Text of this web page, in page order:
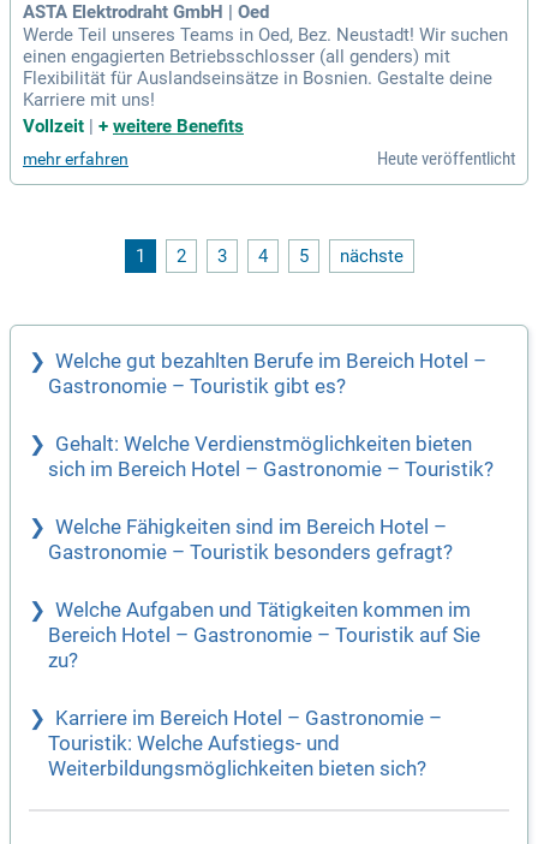
ASTA Elektrodraht GmbH | Oed
Werde Teil unseres Teams in Oed, Bez. Neustadt! Wir suchen
einen engagierten Betriebsschlosser (all genders) mit
Flexibilität für Auslandseinsätze in Bosnien. Gestalte deine
Karriere mit uns!
Vollzeit
+ weitere Benefits
mehr erfahren Heute veröffentlicht
1 2 3 4 5 nächste
Welche gut bezahlten Berufe im Bereich Hotel –
Gastronomie – Touristik gibt es?
Gehalt: Welche Verdienstmöglichkeiten bieten
sich im Bereich Hotel – Gastronomie – Touristik?
Welche Fähigkeiten sind im Bereich Hotel –
Gastronomie – Touristik besonders gefragt?
Welche Aufgaben und Tätigkeiten kommen im
Bereich Hotel – Gastronomie – Touristik auf Sie
zu?
Karriere im Bereich Hotel – Gastronomie –
Touristik: Welche Aufstiegs- und
Weiterbildungsmöglichkeiten bieten sich?